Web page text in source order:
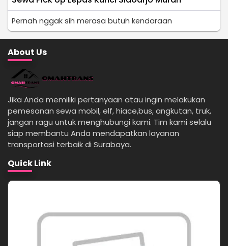
Pernah nggak sih merasa butuh kendaraan
About Us
Jika Anda memiliki pertanyaan atau ingin melakukan
pemesanan sewa mobil, elf, hiace,bus, angkutan, truk,
jangan ragu untuk menghubungi kami. Tim kami selalu
siap membantu Anda mendapatkan layanan
transportasi terbaik di Surabaya.
Quick Link